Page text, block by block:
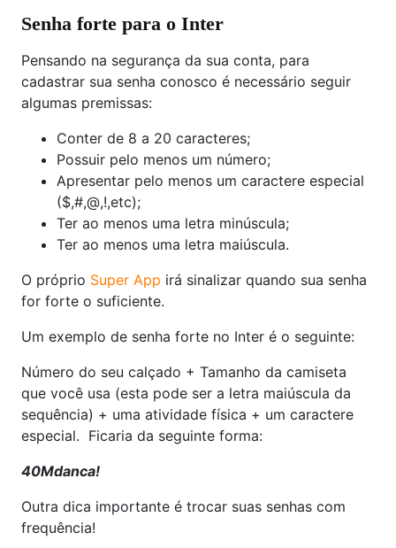
Senha forte para o Inter
Pensando na segurança da sua conta, para
cadastrar sua senha conosco é necessário seguir
algumas premissas:
Conter de 8 a 20 caracteres;
Possuir pelo menos um número;
Apresentar pelo menos um caractere especial
($,#,@,!,etc);
Ter ao menos uma letra minúscula;
Ter ao menos uma letra maiúscula.
O próprio Super App irá sinalizar quando sua senha
for forte o suficiente.
Um exemplo de senha forte no Inter é o seguinte:
Número do seu calçado + Tamanho da camiseta
que você usa (esta pode ser a letra maiúscula da
sequência) + uma atividade física + um caractere
especial. Ficaria da seguinte forma:
40Mdanca!
Outra dica importante é trocar suas senhas com
frequência!